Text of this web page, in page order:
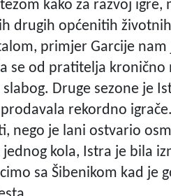
kako za razvoj igre,
drugih općenitih
primjer Garcije
se od pratitelja kronično
Druge sezone je
rekordno
nego je lani ostvario
kola, Istra je bila
sa Šibenikom kad je